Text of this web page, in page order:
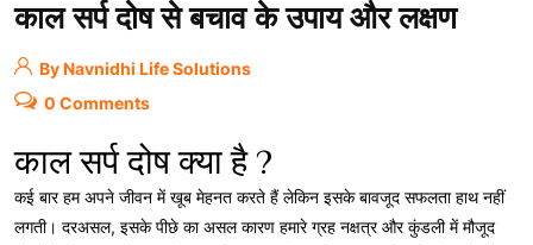
काल सर्प दोष से बचाव के उपाय और लक्षण
By Navnidhi Life Solutions
0 Comments
काल सर्प दोष क्या है ?
कई बार हम अपने जीवन में खूब मेहनत करते हैं लेकिन इसके बावजूद सफलता हाथ नहीं
लगती। दरअसल, इसके पीछे का असल कारण हमारे ग्रह नक्षत्र और कुंडली में मौजूद